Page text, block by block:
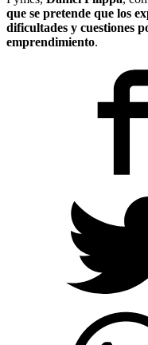
que se pretende que los
dificultades y cuestiones
emprendimiento.